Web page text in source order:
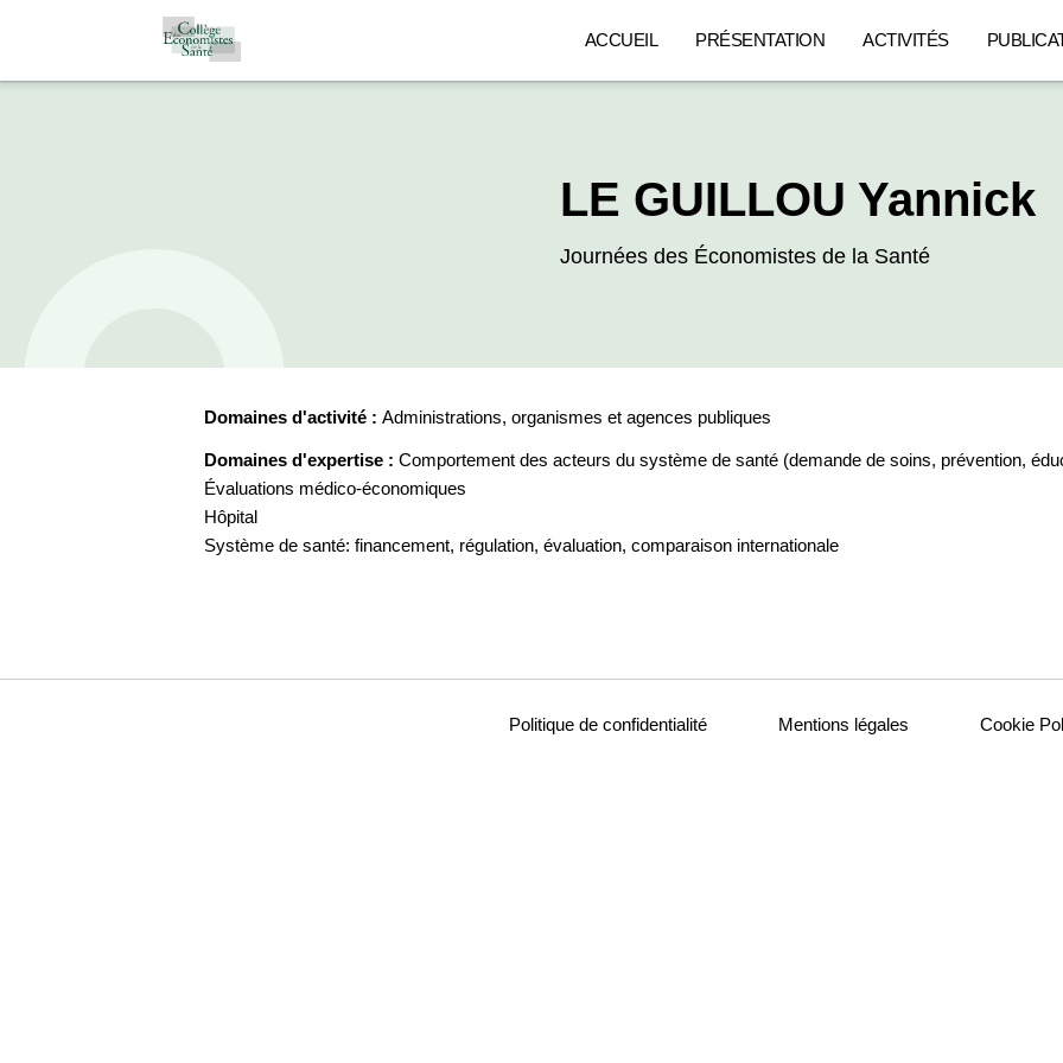
ACCUEIL PRÉSENTATION ACTIVITÉS
LE GUILLOU Yannick
Journées des Économistes de la Santé
Domaines d'activité : Administrations, organismes et agences publiques
Domaines d'expertise : Comportement des acteurs du système de santé (demande de soins, prévention,
Évaluations médico-économiques
Hôpital
Système de santé: financement, régulation, évaluation, comparaison internationale
Politique de confidentialité Mentions légales Cookie